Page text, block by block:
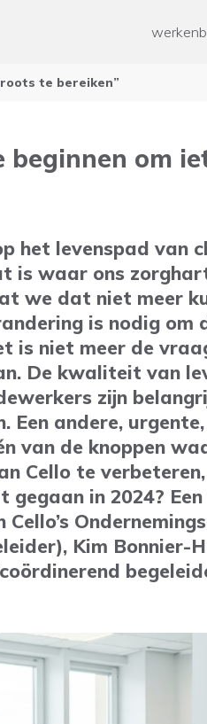
Geestelijke gezondheidszorg
te bereiken”
beginnen om
het levenspad van
is waar ons
we dat niet meer
is nodig om
is niet meer de
De kwaliteit van
zijn
Een andere,
van de knoppen
Cello te
in 2024? Een
Kim Bonnier-